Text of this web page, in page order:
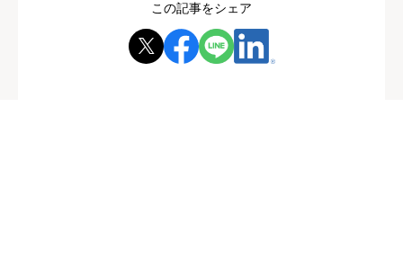
この記事をシェア